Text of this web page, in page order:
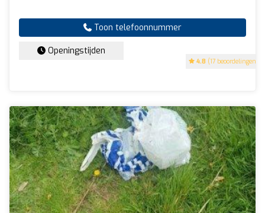
4.8 (17 beoordelingen)
Toon telefoonnummer
Openingstijden